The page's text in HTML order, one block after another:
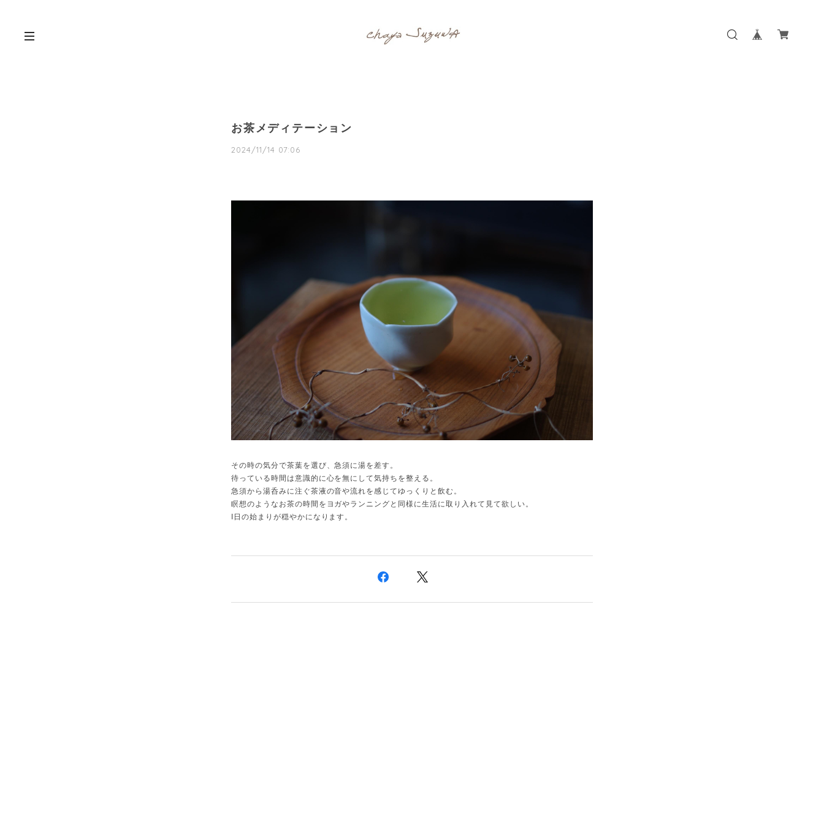
お茶メディテーション
2024/11/14 07:06
その時の気分で茶葉を選び、急須に湯を差す。
待っている時間は意識的に心を無にして気持ちを整える。
急須から湯呑みに注ぐ茶液の音や流れを感じてゆっくりと飲む。
瞑想のようなお茶の時間をヨガやランニングと同様に生活に取り入れて見て欲しい。
I日の始まりが穏やかになります。